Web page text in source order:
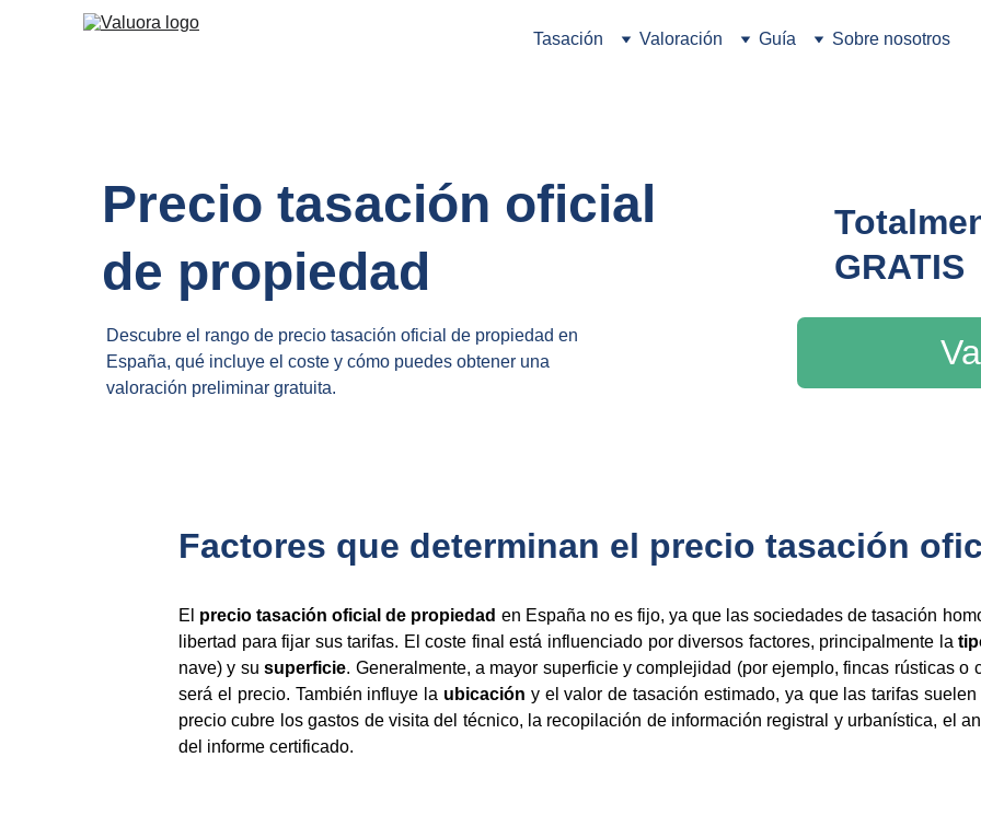
Tasación Valoración Guía Sobre nosotros
Precio tasación oficial
de propiedad
Descubre el rango de precio tasación oficial de propiedad en
España, qué incluye el coste y cómo puedes obtener una
valoración preliminar gratuita.
GRATIS
Factores que determinan el precio tasación
El precio tasación oficial de propiedad en España no es fijo, ya que las sociedades de tasación
libertad para fijar sus tarifas. El coste final está influenciado por diversos factores, principalmente la
nave) y susuperficie. Generalmente, a mayor superficie y complejidad (por ejemplo, fincas rústicas o
será el precio. También influye la ubicación y el valor de tasación estimado, ya que las tarifas
precio cubre los gastos de visita del técnico, la recopilación de información registral y urbanística, el
del informe certificado.